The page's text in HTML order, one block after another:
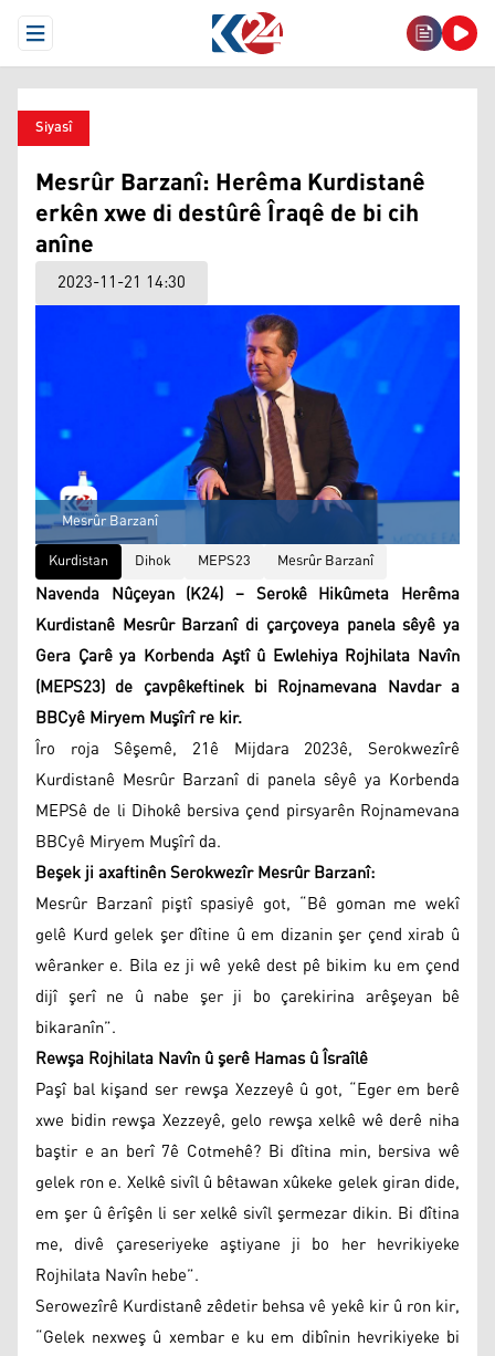
Open Menu
Siyasî
Mesrûr Barzanî: Herêma Kurdistanê
erkên xwe di destûrê Îraqê de bi cih
anîne
2023-11-21 14:30
Mesrûr Barzanî
Kurdistan
Dihok MEPS23 Mesrûr Barzanî
Navenda Nûçeyan (K24) – Serokê Hikûmeta Herêma
Kurdistanê Mesrûr Barzanî di çarçoveya panela sêyê ya
Gera Çarê ya Korbenda Aştî û Ewlehiya Rojhilata Navîn
(MEPS23) de çavpêkeftinek bi Rojnamevana Navdar a
BBCyê Miryem Muşîrî re kir.
Îro roja Sêşemê, 21ê Mijdara 2023ê, Serokwezîrê
Kurdistanê Mesrûr Barzanî di panela sêyê ya Korbenda
MEPSê de li Dihokê bersiva çend pirsyarên Rojnamevana
BBCyê Miryem Muşîrî da.
Beşek ji axaftinên Serokwezîr Mesrûr Barzanî:
Mesrûr Barzanî piştî spasiyê got, “Bê goman me wekî
gelê Kurd gelek şer dîtine û em dizanin şer çend xirab û
wêranker e. Bila ez ji wê yekê dest pê bikim ku em çend
dijî şerî ne û nabe şer ji bo çarekirina arêşeyan bê
bikaranîn”.
Rewşa Rojhilata Navîn û şerê Hamas û Îsraîlê
Paşî bal kişand ser rewşa Xezzeyê û got, “Eger em berê
xwe bidin rewşa Xezzeyê, gelo rewşa xelkê wê derê niha
baştir e an berî 7ê Cotmehê? Bi dîtina min, bersiva wê
gelek ron e. Xelkê sivîl û bêtawan xûkeke gelek giran dide,
em şer û êrîşên li ser xelkê sivîl şermezar dikin. Bi dîtina
me, divê çareseriyeke aştiyane ji bo her hevrikiyeke
Rojhilata Navîn hebe”.
Serowezîrê Kurdistanê zêdetir behsa vê yekê kir û ron kir,
“Gelek nexweş û xembar e ku em dibînin hevrikiyeke bi